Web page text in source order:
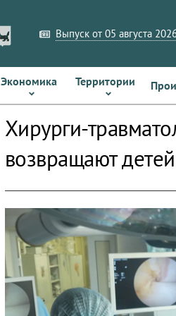
Выпуск от 05 августа
Экономика Территории
Хирурги-
возвращают